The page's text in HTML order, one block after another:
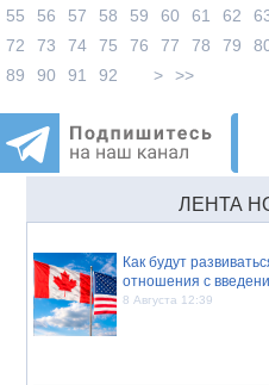
55
56 57 58 59 60 61 62
72
73 74 75 76 77 78 79
89
90 91 92 > >>
ЛЕНТА
Как будут
отношения с
8 Августа 12:39